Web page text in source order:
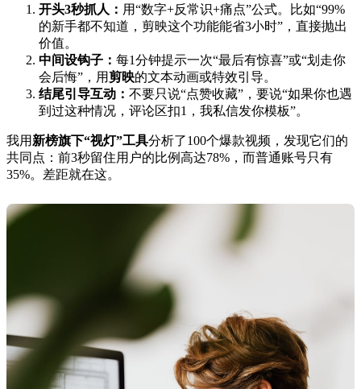
开头3秒抓人： 用“数字+反常识+痛点”公式。比如“99%
的新手都不知道，剪映这个功能能省3小时”，直接抛出
价值。
中间设钩子： 每1分钟提示一次“最后有惊喜”或“划走你
会后悔”，用剪映的文本动画或特效引导。
结尾引导互动： 不要只说“点赞收藏”，要说“如果你也遇
到过这种情况，评论区扣1，我私信发你模板”。
我用 新榜旗下“视灯”工具分析了100个爆款视频，发现它们的
共同点：前3秒留住用户的比例高达78%，而普通账号只有
35%。差距就在这。